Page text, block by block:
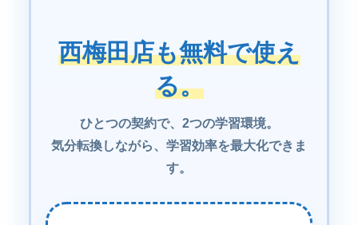
西梅田店も無料で使え
る。
ひとつの契約で、2つの学習環境。
気分転換しながら、学習効率を最大化できま
す。